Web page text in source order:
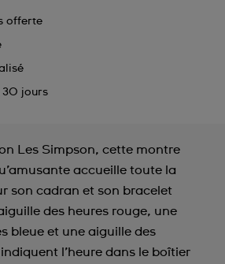
offerte
30 jours
Les Simpson, cette montre
accueille toute la
son cadran et son bracelet
des heures rouge, une
bleue et une aiguille des
l’heure dans le boîtier